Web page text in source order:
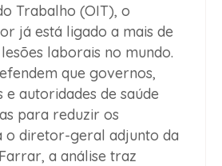
Trabalho (OIT), o
já está ligado a mais de
laborais no mundo.
que governos,
autoridades de saúde
para reduzir os
o diretor-geral adjunto da
a análise traz